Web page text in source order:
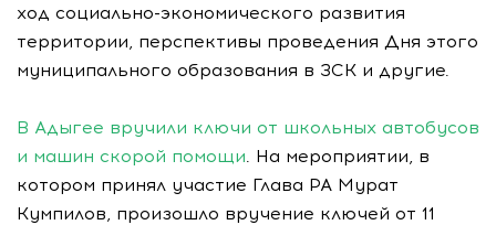
ход социально-экономического развития
территории, перспективы проведения Дня этого
муниципального образования в ЗСК и другие.
В Адыгее вручили ключи от школьных автобусов
и машин скорой помощи. На мероприятии, в
котором принял участие Глава РА Мурат
Кумпилов, произошло вручение ключей от 11